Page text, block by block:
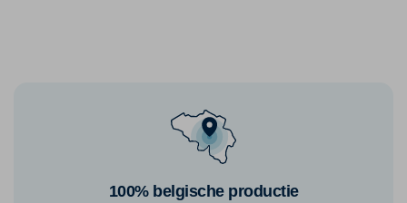
100% belgische productie